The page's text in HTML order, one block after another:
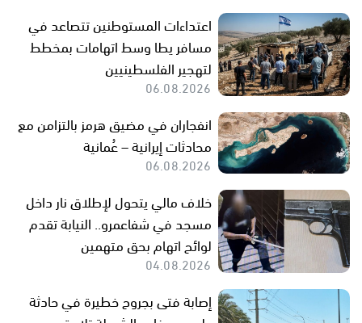
اعتداءات المستوطنين تتصاعد في
مسافر يطا وسط اتهامات بمخطط
لتهجير الفلسطينيين
06.08.2026
انفجاران في مضيق هرمز بالتزامن مع
محادثات إيرانية – عُمانية
06.08.2026
خلاف مالي يتحول لإطلاق نار داخل
مسجد في شفاعمرو.. النيابة تقدم
لوائح اتهام بحق متهمين
04.08.2026
إصابة فتى بجروح خطيرة في حادثة